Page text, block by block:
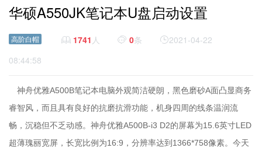
华硕A550JK笔记本U盘启动设置
高阶白帽 1741 人 0条
2021-04-22
08:44:58
神舟优雅A500B笔记本电脑外观简洁硬朗，黑色磨砂A面凸显商务
睿智风，而且具有良好的抗磨抗滑功能，机身四周的线条温润流
畅，沉稳但不乏动感。神舟优雅A500B-i3 D2的屏幕为15.6英寸LED
超薄瑰丽宽屏，长宽比例为16:9，分辨率达到1366*758像素。今天